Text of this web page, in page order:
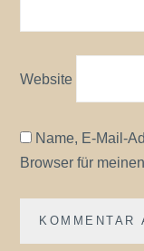
Website
Name, E-Mail-
Browser für